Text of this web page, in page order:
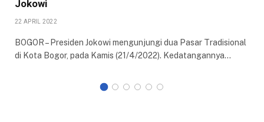
Jokowi
22 APRIL 2022
BOGOR – Presiden Jokowi mengunjungi dua Pasar Tradisional
di Kota Bogor, pada Kamis (21/4/2022). Kedatangannya…